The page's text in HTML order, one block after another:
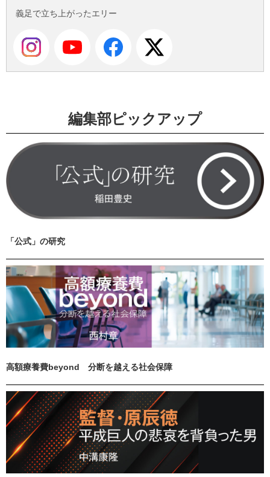
義足で立ち上がったエリー
編集部ピックアップ
「公式」の研究
高額療養費beyond 分断を越える社会保障